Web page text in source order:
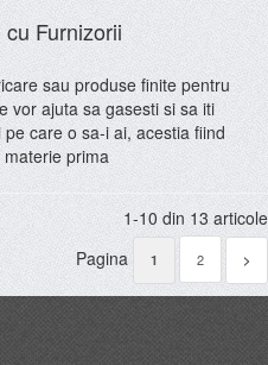
Furnizorii
sau produse finite pentru
ajuta sa gasesti si sa iti
care o sa-i ai, acestia fiind
prima
1-10 din 13 articole
Pagina
1 2 >